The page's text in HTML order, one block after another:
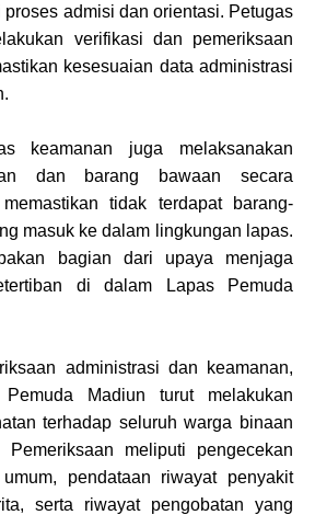
admisi dan orientasi. Petugas
verifikasi dan pemeriksaan
kesesuaian data administrasi
keamanan juga melaksanakan
dan barang bawaan secara
tidak terdapat barang-
masuk ke dalam lingkungan lapas.
bagian dari upaya menjaga
di dalam Lapas Pemuda
administrasi dan keamanan,
Madiun turut melakukan
terhadap seluruh warga binaan
meliputi pengecekan
pendataan riwayat penyakit
serta riwayat pengobatan yang